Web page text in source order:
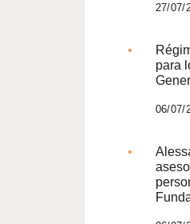
27/07/
para
06/07/